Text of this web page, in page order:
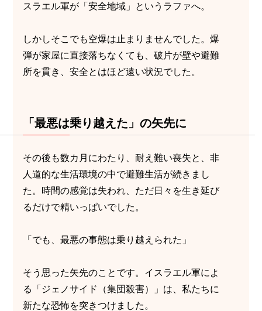
スラエル軍が「安全地域」というラファへ。
しかしそこでも空爆は止まりませんでした。爆
弾が家屋に直接落ちなくても、破片が壁や避難
所を貫き、安全とはほど遠い状況でした。
「最悪は乗り越えた」の矢先に
その後も数カ月にわたり、耐え難い喪失と、非
人道的な生活環境の中で避難生活が続きまし
た。時間の感覚は失われ、ただ日々を生き延び
るだけで精いっぱいでした。
「でも、最悪の事態は乗り越えられた」
そう思った矢先のことです。イスラエル軍によ
る「ジェノサイド（集団殺害）」は、私たちに
新たな恐怖を突きつけました。